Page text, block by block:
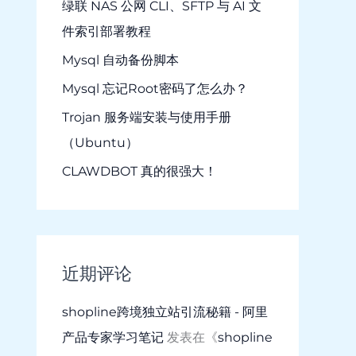
绿联 NAS 公网 CLI、SFTP 与 AI 文
件索引部署教程
Mysql 自动备份脚本
Mysql 忘记Root密码了怎么办？
Trojan 服务端安装与使用手册
（Ubuntu）
CLAWDBOT 真的很强大！
近期评论
shopline跨境独立站引流秘籍 - 阿里
产品专家学习笔记 发表在《shopline